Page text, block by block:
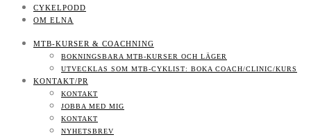
CYKELPODD
OM ELNA
MTB-KURSER & COACHNING
BOKNINGSBARA MTB-KURSER OCH LÄGER
UTVECKLAS SOM MTB-CYKLIST: BOKA COACH/CLINIC/KURS
KONTAKT/PR
KONTAKT
JOBBA MED MIG
KONTAKT
NYHETSBREV